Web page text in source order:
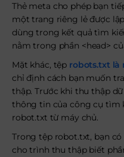
Thẻ meta cho phép bạn
một trang riêng lẻ được
dùng trong kết quả tìm
nằm trong phần <head>
Mặt khác, tệp robots.txt là
chỉ định cách bạn muốn
thập. Trước khi thu thập
thông tin của công cụ tìm
robot.txt từ máy chủ.
Trong tệp robot.txt, bạn
cho trình thu thập biết